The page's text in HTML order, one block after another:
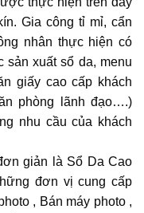
Gia công tỉ mỉ, cẩn
nhân thực hiện có
sản xuất sổ da, menu
giấy cao cấp khách
phòng lãnh đạo….)
nhu cầu của khách
giản là Sổ Da Cao
đơn vị cung cấp
, Bán máy photo ,